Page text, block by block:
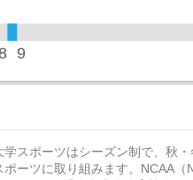
9
学スポーツはシーズン制で、秋
ポーツに取り組みます。NCAA（